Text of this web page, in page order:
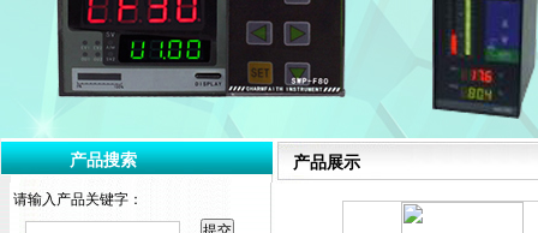
产品搜索
请输入产品关键字：
产品展示